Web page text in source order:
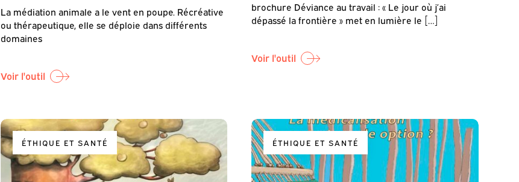
La médiation animale a le vent en poupe. Récréative
ou thérapeutique, elle se déploie dans différents
domaines
Voir l'outil
brochure Déviance au travail : « Le jour où j’ai
dépassé la frontière » met en lumière le […]
Voir l'outil
ÉTHIQUE ET SANTÉ ÉTHIQUE ET SANTÉ